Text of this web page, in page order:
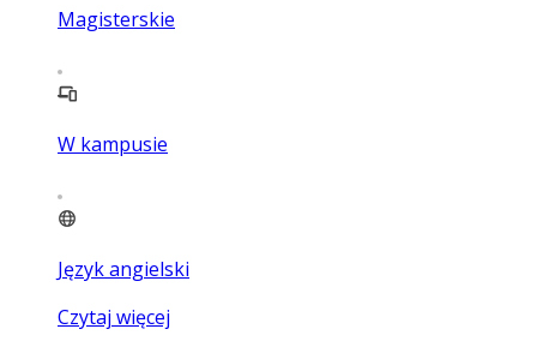
Magisterskie
W kampusie
Język angielski
Czytaj więcej